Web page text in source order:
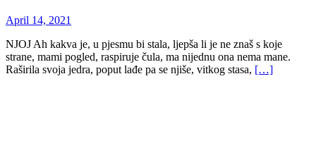
April 14, 2021
NJOJ Ah kakva je, u pjesmu bi stala, ljepša li je ne znaš s koje
strane, mami pogled, raspiruje čula, ma nijednu ona nema mane.
Raširila svoja jedra, poput lađe pa se njiše, vitkog stasa, […]